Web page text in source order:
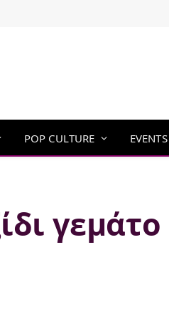
POP CULTURE EVENTS